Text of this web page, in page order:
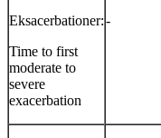
Eksacerbationer:
Time to first
moderate to
severe
exacerbation
-